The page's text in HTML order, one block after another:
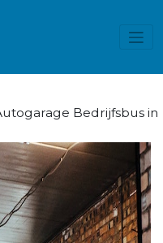
Bedrijfsbus in